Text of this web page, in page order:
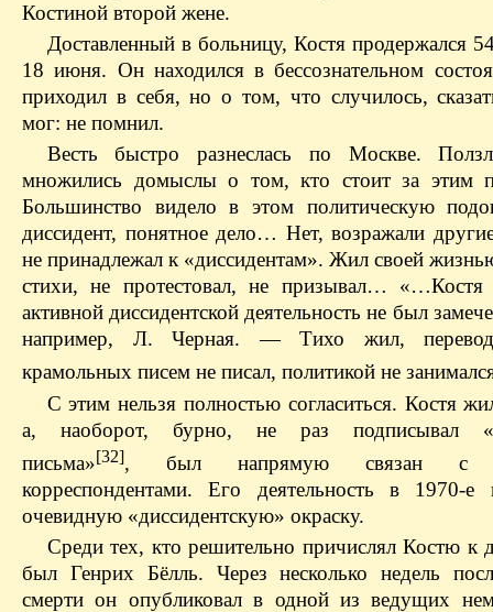
Костиной второй жене.
Доставленный в больницу, Костя продержался
18 июня. Он находился в бессознательном
приходил в себя, но о том, что случилось,
мог: не помнил.
Весть быстро разнеслась по Москве.
множились домыслы о том, кто стоит за этим
Большинство видело в этом политическую
диссидент, понятное дело… Нет, возражали
не принадлежал к «диссидентам». Жил своей
стихи, не протестовал, не призывал…
активной диссидентской деятельность не был
например, Л. Черная. — Тихо жил,
крамольных писем не писал, политикой не
С этим нельзя полностью согласиться. Костя
а, наоборот, бурно, не раз подписывал
письма»[32], был напрямую связан с
корреспондентами. Его деятельность в
очевидную «диссидентскую» окраску.
Среди тех, кто решительно причислял Костю к
был Генрих Бёлль. Через несколько недель
смерти он опубликовал в одной из ведущих